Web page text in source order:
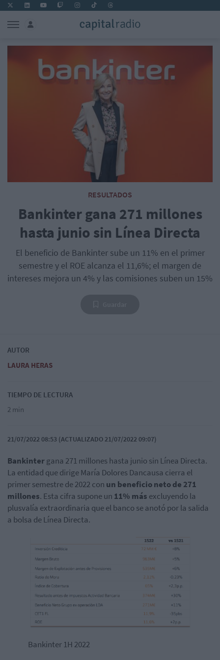
RESULTADOS
Bankinter gana 271 millones
hasta junio sin Línea Directa
El beneficio de Bankinter sube un 11% en el primer
semestre y el ROE alcanza el 11,6%; el margen de
intereses mejora un 4% y las comisiones suben un 15%
AUTOR
LAURA HERAS
TIEMPO DE LECTURA
2 min
21/07/2022 08:53 (ACTUALIZADO 21/07/2022 09:07)
Bankintergana 271 millones hasta junio sin Línea Directa.
La entidad que dirige María Dolores Dancausa cierra el
primer semestre de 2022 con un beneficio neto de 271
millones. Esta cifra supone un 11% más excluyendo la
plusvalía extraordinaria que el banco se anotó por la salida
a bolsa de Línea Directa.
Bankinter 1H 2022